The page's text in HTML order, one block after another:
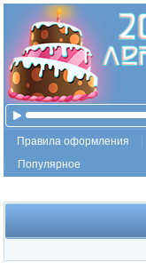
Правила оформления
Популярное